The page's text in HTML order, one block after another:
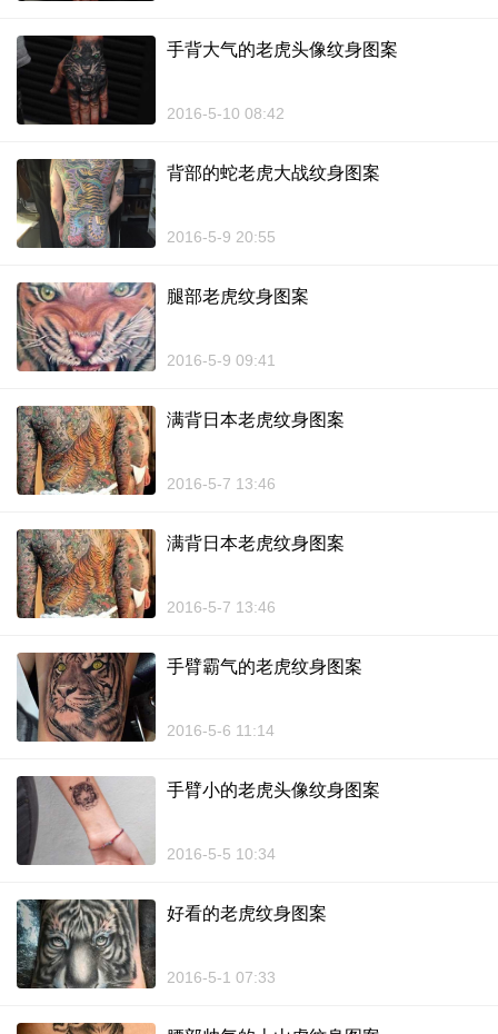
手背大气的老虎头像纹身图案
2016-5-10 08:42
背部的蛇老虎大战纹身图案
2016-5-9 20:55
腿部老虎纹身图案
2016-5-9 09:41
满背日本老虎纹身图案
2016-5-7 13:46
满背日本老虎纹身图案
2016-5-7 13:46
手臂霸气的老虎纹身图案
2016-5-6 11:14
手臂小的老虎头像纹身图案
2016-5-5 10:34
好看的老虎纹身图案
2016-5-1 07:33